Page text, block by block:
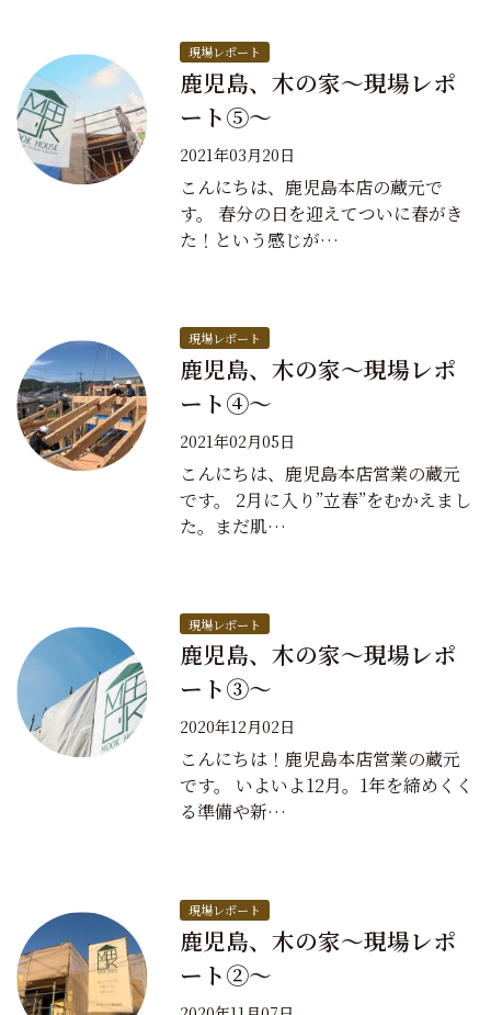
現場レポート
鹿児島、木の家～現場レポ
ート⑤～
2021年03月20日
こんにちは、鹿児島本店の蔵元で
す。 春分の日を迎えてついに春がき
た！という感じが…
現場レポート
鹿児島、木の家～現場レポ
ート④～
2021年02月05日
こんにちは、鹿児島本店営業の蔵元
です。 2月に入り”立春”をむかえまし
た。まだ肌…
現場レポート
鹿児島、木の家～現場レポ
ート③～
2020年12月02日
こんにちは！鹿児島本店営業の蔵元
です。 いよいよ12月。1年を締めくく
る準備や新…
現場レポート
鹿児島、木の家～現場レポ
ート②～